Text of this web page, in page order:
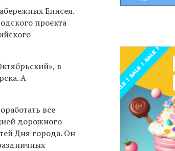
Енисея.
проекта
в
А
все
дорожного
Дня города. Он